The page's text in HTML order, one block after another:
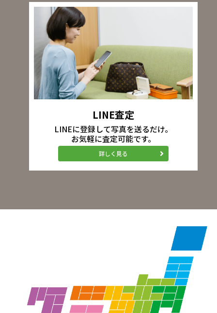
LINE査定
LINEに登録して写真を送るだけ。
お気軽に査定可能です。
詳しく見る